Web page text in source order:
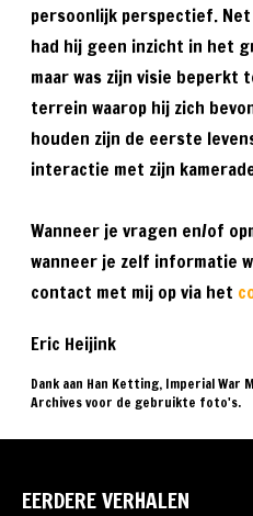
persoonlijk perspectief.
had hij geen inzicht in het
maar was zijn visie
terrein waarop hij zich
houden zijn de eerste
interactie met zijn
Wanneer je vragen en/of
wanneer je zelf informatie
contact met mij op via het
Eric Heijink
Dank aan Han Ketting, Imperial War
Archives voor de gebruikte foto's.
EERDERE VERHALEN